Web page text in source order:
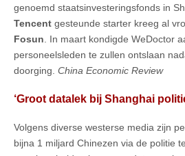
genoemd staatsinvesteringsfonds in
Tencent gesteunde starter kreeg al
Fosun . In maart kondigde WeDoctor
personeelsleden te zullen ontslaan
doorging. China Economic Review
‘Groot datalek bij Shanghai
Volgens diverse westerse media zijn
bijna 1 miljard Chinezen via de politie